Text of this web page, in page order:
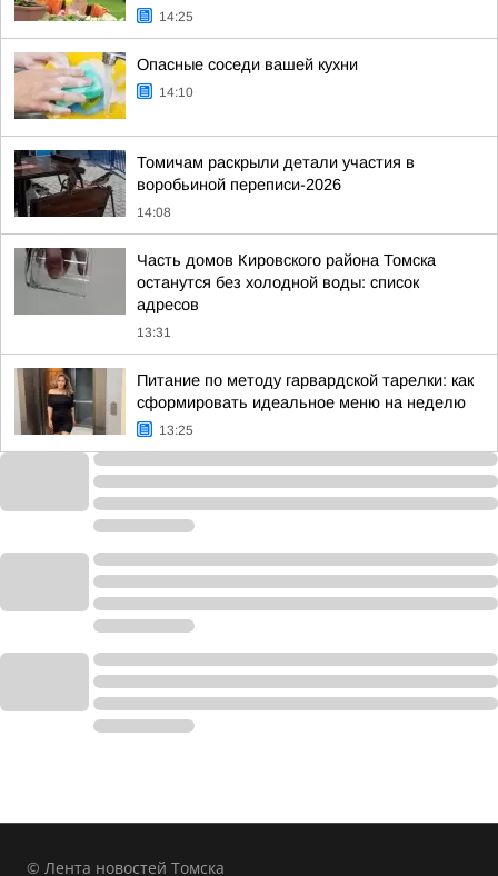
14:25
Опасные соседи вашей кухни
14:10
Томичам раскрыли детали участия в
воробьиной переписи-2026
14:08
Часть домов Кировского района Томска
останутся без холодной воды: список
адресов
13:31
Питание по методу гарвардской тарелки: как
сформировать идеальное меню на неделю
13:25
© Лента новостей Томска